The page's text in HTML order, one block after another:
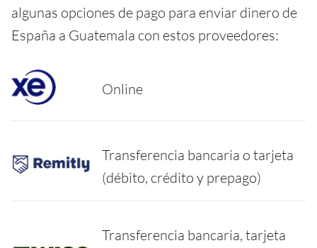
algunas opciones de pago para enviar dinero de
España a Guatemala con estos proveedores:
Online
Transferencia bancaria o tarjeta
(débito, crédito y prepago)
Transferencia bancaria, tarjeta